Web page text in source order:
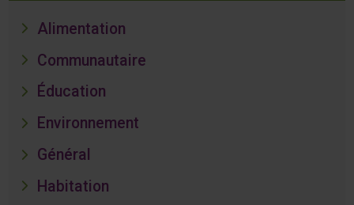
Alimentation
Communautaire
Éducation
Environnement
Général
Habitation